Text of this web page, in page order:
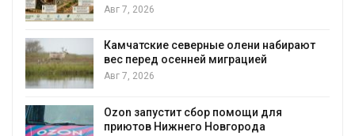
Авг 7, 2026
Камчатские северные олени набирают
вес перед осенней миграцией
Авг 7, 2026
Ozon запустит сбор помощи для
приютов Нижнего Новгорода